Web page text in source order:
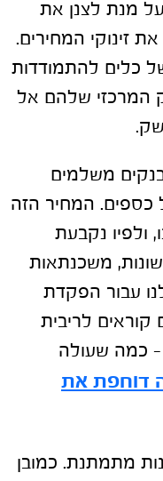
על מנת לצנן את
זינוקי המחירים.
כלים להתמודדות
המרכזי שלהם אל
משלמים
כספים. המחיר הזה
ולפיו נקבעת
משכנתאות
עבור הפקדת
קוראים לריבית
כמה שעולה
דוחפת את
מתמתנת. כמובן